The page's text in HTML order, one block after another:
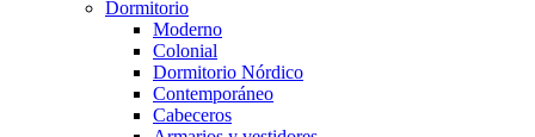
Dormitorio
Moderno
Colonial
Dormitorio Nórdico
Contemporáneo
Cabeceros